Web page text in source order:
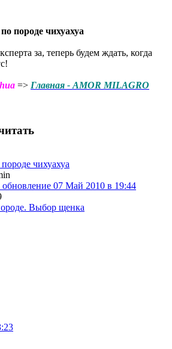
породе чихуахуа
за, теперь будем ждать, когда
=> Главная - AMOR MILAGRO
чихуахуа
07 Май 2010 в 19:44
Выбор щенка